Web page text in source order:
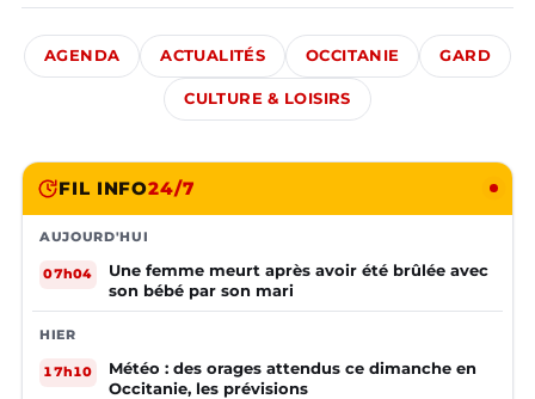
AGENDA ACTUALITÉS OCCITANIE GARD
CULTURE & LOISIRS
FIL INFO24/7
AUJOURD'HUI
07h04
Une femme meurt après avoir été brûlée avec
son bébé par son mari
HIER
17h10
Météo : des orages attendus ce dimanche en
Occitanie, les prévisions